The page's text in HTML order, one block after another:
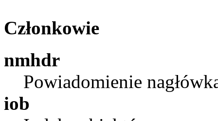
Członkowie
nmhdr
Powiadomienie
iob